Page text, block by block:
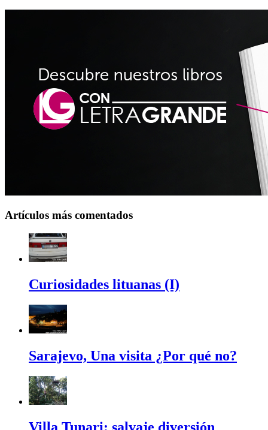
Artículos más comentados
Curiosidades lituanas (I)
Sarajevo, Una visita ¿Por qué no?
Villa Tunari: salvaje diversión